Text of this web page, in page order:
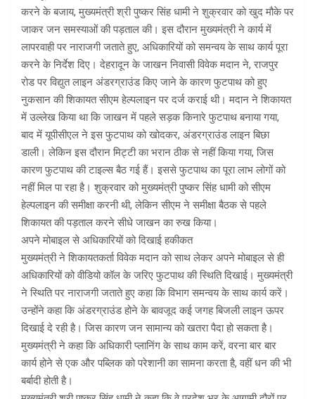
करने के बजाय, मुख्यमंत्री श्री पुष्कर सिंह धामी ने शुक्रवार को खुद मौके पर
जाकर जन समस्याओं की पड़ताल की। इस दौरान मुख्यमंत्री ने कार्य में
लापरवाही पर नाराजगी जताते हुए, अधिकारियों को समन्वय के साथ कार्य पूरा
करने के निर्देश दिए। देहरादून के जाखन निवासी विवेक मदान ने, राजपुर
रोड पर विद्युत लाइन अंडरग्राउंड किए जाने के कारण फुटपाथ को हुए
नुकसान की शिकायत सीएम हेल्पलाइन पर दर्ज कराई थी। मदान ने शिकायत
में उल्लेख किया था कि जाखन में पहले सड़क किनारे फुटपाथ बनाया गया,
बाद में यूपीसीएल ने इस फुटपाथ को खोदकर, अंडरग्राउंड लाइन बिछा
डाली। लेकिन इस दौरान मिट्टी का भरान ठीक से नहीं किया गया, जिस
कारण फुटपाथ की टाइल्स बैठ गई हैं। इससे फुटपाथ का पूरा लाभ लोगों को
नहीं मिल पा रहा है। शुक्रवार को मुख्यमंत्री पुष्कर सिंह धामी को सीएम
हेल्पलाइन की समीक्षा करनी थी, लेकिन सीएम ने समीक्षा बैठक से पहले
शिकायत की पड़ताल करने सीधे जाखन का रुख किया।
अपने मोबाइल से अधिकारियों को दिखाई हकीकत
मुख्यमंत्री ने शिकायतकर्ता विवेक मदान को साथ लेकर अपने मोबाइल से ही
अधिकारियों को वीडियो कॉल के जरिए फुटपाथ की स्थिति दिखाई। मुख्यमंत्री
ने स्थिति पर नाराजगी जताते हुए कहा कि विभाग समन्वय के साथ कार्य करें।
उन्होंने कहा कि अंडरग्राउंड होने के बावजूद कई जगह बिजली लाइन ऊपर
दिखाई दे रही है। जिस कारण जन सामान्य को खतरा पैदा हो सकता है।
मुख्यमंत्री ने कहा कि अधिकारी प्लानिंग के साथ काम करें, वरना बार बार
कार्य होने से एक और पब्लिक को परेशानी का सामना करता है, वहीं धन की भी
बर्बादी होती है।